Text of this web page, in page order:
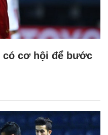
có cơ hội để bước